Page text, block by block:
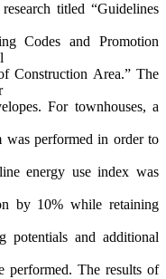
titled “Guidelines
Codes and Promotion
Construction Area.” The
For townhouses, a
was performed in order to
energy use index was
by 10% while retaining
potentials and additional
performed. The results of